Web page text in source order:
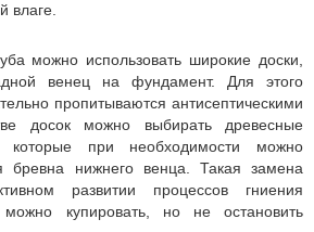
влаге.
можно использовать широкие доски,
венец на фундамент. Для этого
пропитываются антисептическими
досок можно выбирать древесные
которые при необходимости можно
бревна нижнего венца. Такая замена
развитии процессов гниения
купировать, но не остановить